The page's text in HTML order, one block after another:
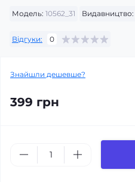
Модель: 10562_31 Видавництво:
Відгуки: 0
Знайшли дешевше?
399 грн